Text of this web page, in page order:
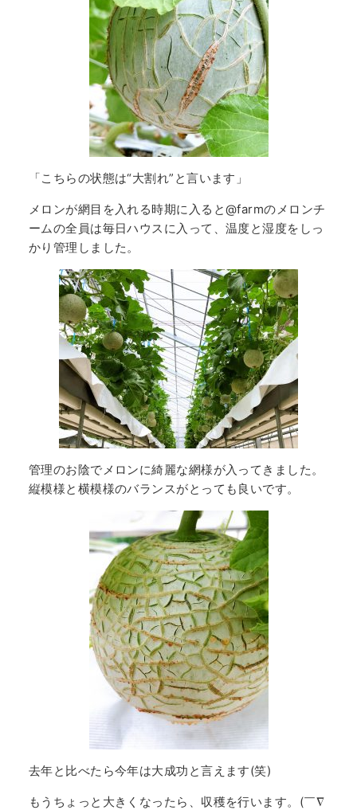
「こちらの状態は“大割れ”と言います」
メロンが網目を入れる時期に入ると@farmのメロンチ
ームの全員は毎日ハウスに入って、温度と湿度をしっ
かり管理しました。
管理のお陰でメロンに綺麗な網様が入ってきました。
縦模様と横模様のバランスがとっても良いです。
去年と比べたら今年は大成功と言えます(笑)
もうちょっと大きくなったら、収穫を行います。(￣∇